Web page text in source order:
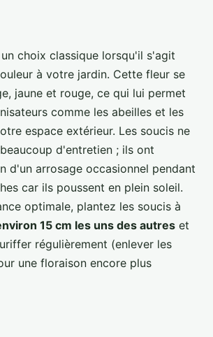
choix classique lorsqu'il s'agit
à votre jardin. Cette fleur se
jaune et rouge, ce qui lui permet
comme les abeilles et les
espace extérieur. Les soucis ne
d'entretien ; ils ont
d'un arrosage occasionnel pendant
car ils poussent en plein soleil.
optimale, plantez les soucis à
15 cm les uns des autres et
régulièrement (enlever les
une floraison encore plus